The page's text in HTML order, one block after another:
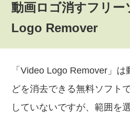
動画ロゴ消すフリ
Logo Remover
「Video Logo Remover」
どを消去できる無料ソフト
していないですが、範囲を